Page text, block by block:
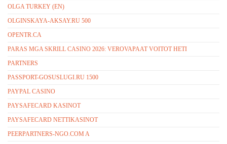
OLGA TURKEY (EN)
OLGINSKAYA-AKSAY.RU 500
OPENTR.CA
PARAS MGA SKRILL CASINO 2026: VEROVAPAAT VOITOT HETI
PARTNERS
PASSPORT-GOSUSLUGI.RU 1500
PAYPAL CASINO
PAYSAFECARD KASINOT
PAYSAFECARD NETTIKASINOT
PEERPARTNERS-NGO.COM A